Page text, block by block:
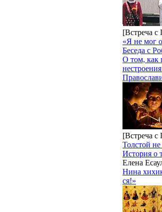
[Встреча с
«Я не мог
Беседа с
О том, как
[Встреча с
Толстой
История о
Елена
Нина
ся!»